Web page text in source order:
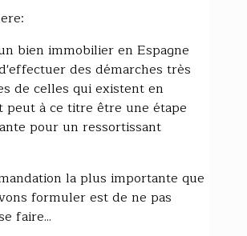
bien immobilier en Espagne
des démarches très
de celles qui existent en
peut à ce titre être une étape
pour un ressortissant
la plus importante que
formuler est de ne pas
faire...